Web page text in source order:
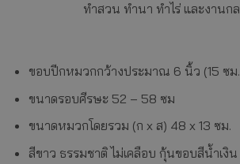
ทำสวน ทำนา ทำไร่ และงานก
ขอบปีกหมวกกว้างประมาณ 6 นิ้ว (15 ซม
ขนาดรอบศีรษะ 52 – 58 ซม
ขนาดหมวกโดยรวม (ก x ส) 48 x 13 ซม.
สีขาว ธรรมชาติ ไม่เคลือบ กุ้นขอบสีน้ำเงิน